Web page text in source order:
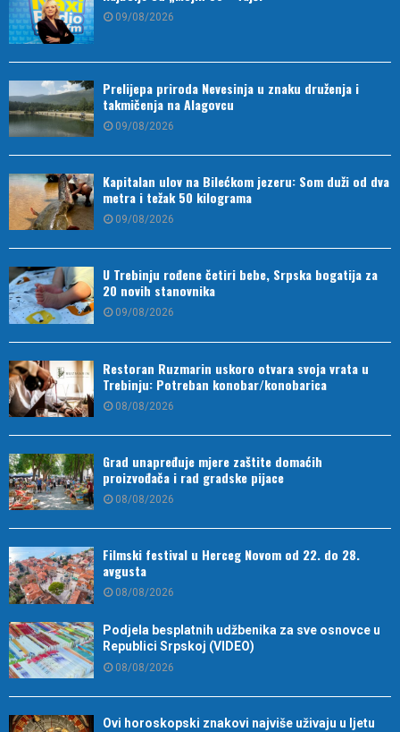
09/08/2026
Prelijepa priroda Nevesinja u znaku druženja i
takmičenja na Alagovcu
09/08/2026
Kapitalan ulov na Bilećkom jezeru: Som duži od dva
metra i težak 50 kilograma
09/08/2026
U Trebinju rođene četiri bebe, Srpska bogatija za
20 novih stanovnika
09/08/2026
Restoran Ruzmarin uskoro otvara svoja vrata u
Trebinju: Potreban konobar/konobarica
08/08/2026
Grad unapređuje mjere zaštite domaćih
proizvođača i rad gradske pijace
08/08/2026
Filmski festival u Herceg Novom od 22. do 28.
avgusta
08/08/2026
Podjela besplatnih udžbenika za sve osnovce u
Republici Srpskoj (VIDEO)
08/08/2026
Ovi horoskopski znakovi najviše uživaju u ljetu